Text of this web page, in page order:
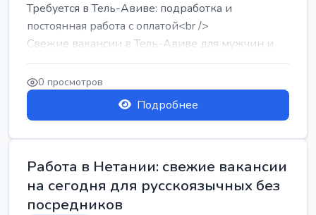
Требуется в Тель-Авиве: подработка и
постоянная работа с оплатой<br />
Свежие вакансии в Тель-Авиве для мужчин и
женщин от хозя...
0 просмотров
Подробнее
Работа в Нетании: свежие вакансии
на сегодня для русскоязычных без
посредников